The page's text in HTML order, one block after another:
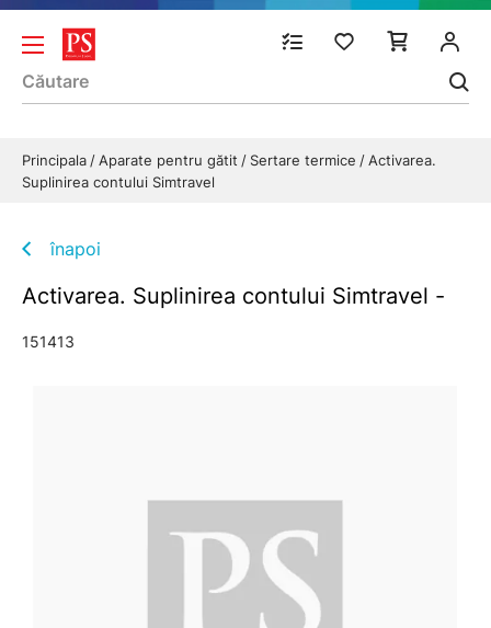
Principala Aparate pentru gătit Sertare termice
Activarea.
Suplinirea contului Simtravel
înapoi
Activarea. Suplinirea contului Simtravel -
151413